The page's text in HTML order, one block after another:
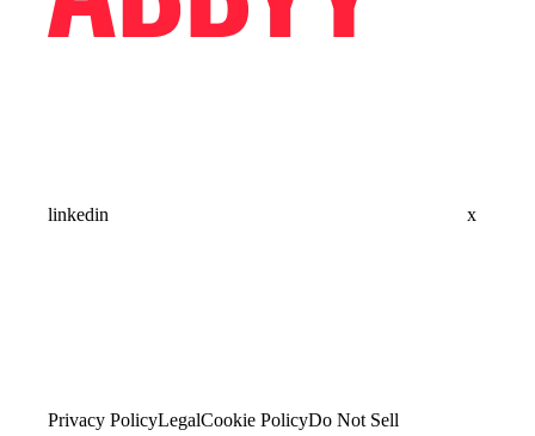
linkedin x
Privacy PolicyLegalCookie PolicyDo Not Sell